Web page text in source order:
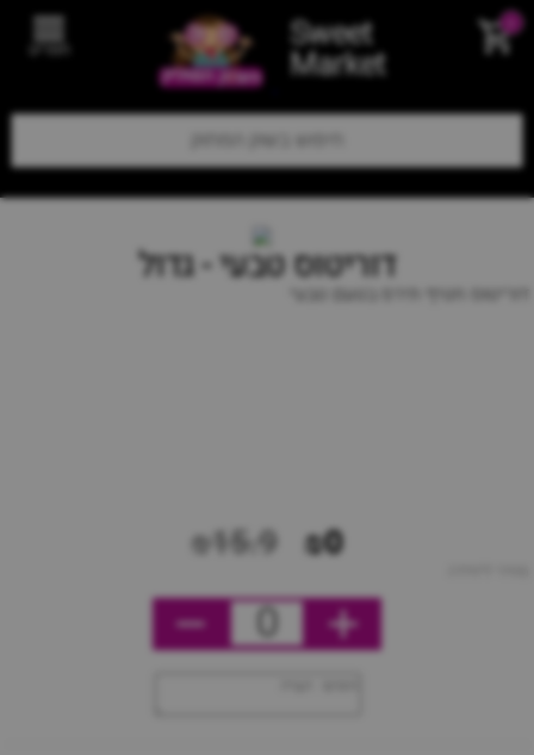
Sweet
Market תפריט
דוריטוס טבעי - גדול
דוריטוס חטיף תירס בטעם טבעי
₪0
₪15.9
0